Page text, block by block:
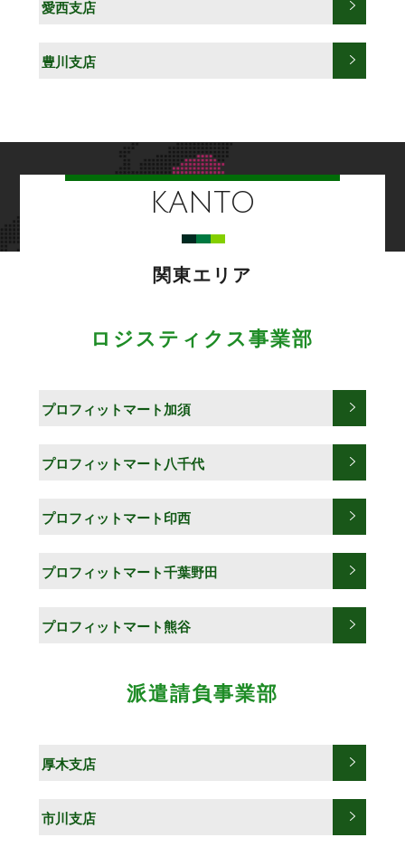
愛西支店
豊川支店
KANTO
関東エリア
ロジスティクス事業部
プロフィットマート加須
プロフィットマート八千代
プロフィットマート印西
プロフィットマート千葉野田
プロフィットマート熊谷
派遣請負事業部
厚木支店
市川支店